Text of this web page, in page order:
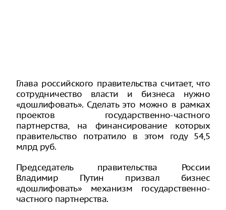
Глава российского правительства считает, что
сотрудничество власти и бизнеса нужно
«дошлифовать». Сделать это можно в рамках
проектов государственно-частного
партнерства, на финансирование которых
правительство потратило в этом году 54,5
млрд руб.
Председатель правительства России
Владимир Путин призвал бизнес
«дошлифовать» механизм государственно-
частного партнерства.